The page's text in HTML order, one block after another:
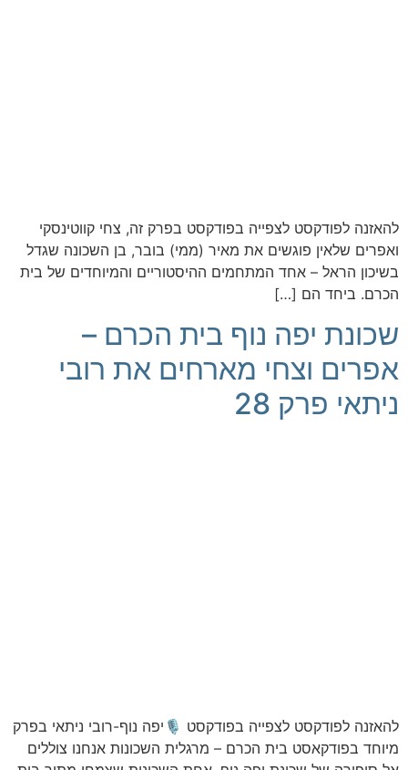
להאזנה לפודקסט לצפייה בפודקסט בפרק זה, צחי קווטינסקי
ואפרים שלאין פוגשים את מאיר (ממי) בובר, בן השכונה שגדל
בשיכון הראל – אחד המתחמים ההיסטוריים והמיוחדים של בית
הכרם. ביחד הם […]
שכונת יפה נוף בית הכרם –
אפרים וצחי מארחים את רובי
ניתאי פרק 28
להאזנה לפודקסט לצפייה בפודקסט 🎙️יפה נוף-רובי ניתאי בפרק
מיוחד בפודקאסט בית הכרם – מרגלית השכונות אנחנו צוללים